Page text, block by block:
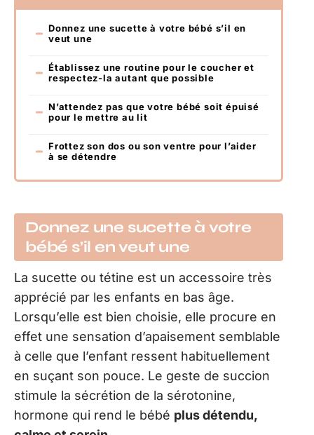
Donnez une sucette à votre bébé s’il en
veut une
Établissez une routine pour le coucher et
respectez-la autant que possible
N’attendez pas que votre bébé soit épuisé
pour le mettre au lit
Frottez son dos ou son ventre pour l’aider
à se détendre
Donnez une sucette à votre
bébé s’il en veut une
La sucette ou tétine est un accessoire très
apprécié par les enfants en bas âge.
Lorsqu’elle est bien choisie, elle procure en
effet une sensation d’apaisement semblable
à celle que l’enfant ressent habituellement
en suçant son pouce. Le geste de succion
stimule la sécrétion de la sérotonine,
hormone qui rend le bébé plus détendu,